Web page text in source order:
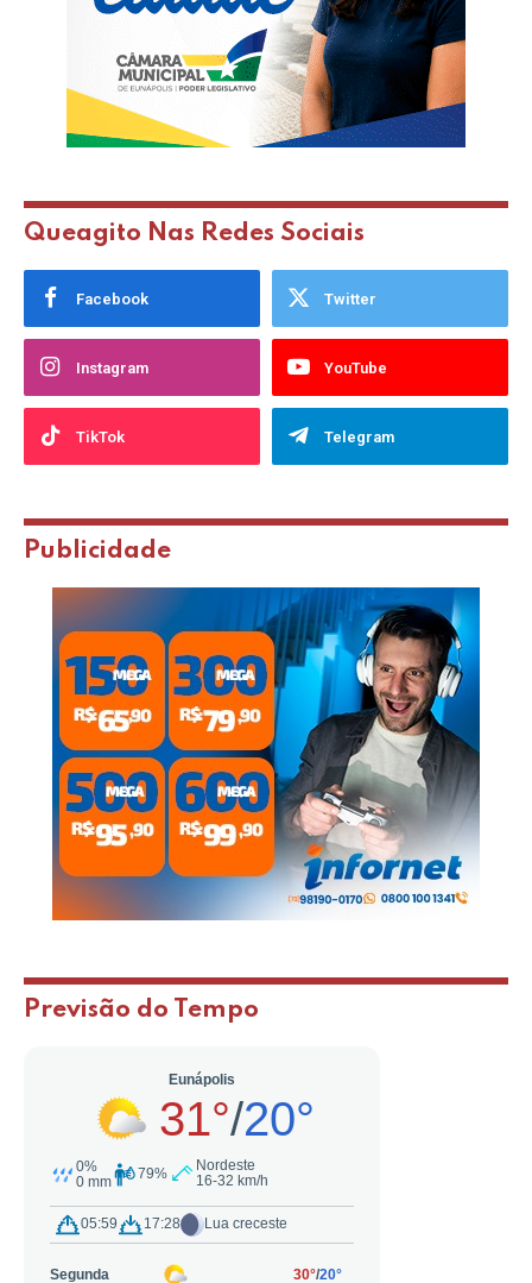
Queagito Nas Redes Sociais
Facebook Twitter
Instagram YouTube
TikTok Telegram
Publicidade
Previsão do Tempo